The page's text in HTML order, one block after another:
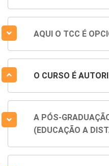
AQUI O TCC É
O CURSO É
A PÓS-
(EDUCAÇÃO A